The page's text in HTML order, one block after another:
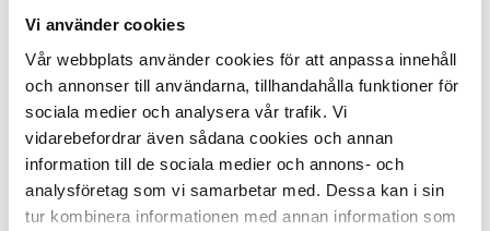
Vi använder cookies
Vår webbplats använder cookies för att anpassa innehåll
och annonser till användarna, tillhandahålla funktioner för
sociala medier och analysera vår trafik. Vi
vidarebefordrar även sådana cookies och annan
information till de sociala medier och annons- och
analysföretag som vi samarbetar med. Dessa kan i sin
tur kombinera informationen med annan information som
0760-524600
david.garrett@bjurfors.se
PLANRITNING
VISA INNEHÅLL